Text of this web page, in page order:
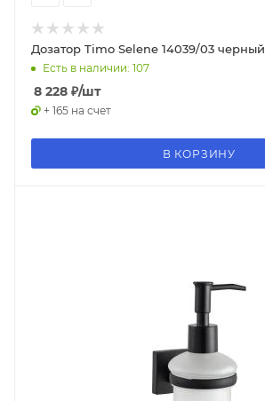
Дозатор Timo Selene 14039/03 черный
Есть в наличии: 107
8 228 ₽/шт
+ 165 на счет
В КОРЗИНУ